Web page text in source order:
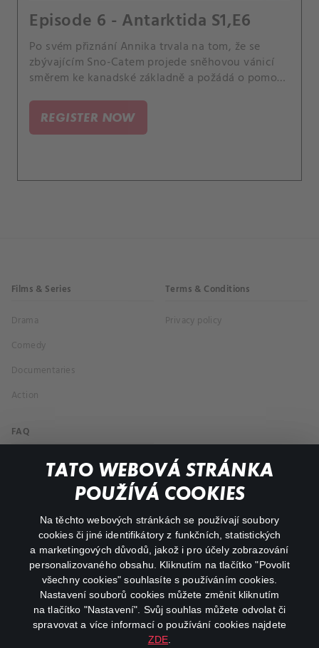
TATO WEBOVÁ STRÁNKA
POUŽÍVÁ COOKIES
Na těchto webových stránkách se používají soubory
cookies či jiné identifikátory z funkčních, statistických
a marketingových důvodů, jakož i pro účely zobrazování
personalizovaného obsahu. Kliknutím na tlačítko "Povolit
všechny cookies" souhlasíte s používáním cookies.
Nastavení souborů cookies můžete změnit kliknutím
na tlačítko "Nastavení". Svůj souhlas můžete odvolat či
spravovat a více informací o používání cookies najdete
ZDE
Episode 6 - Antarktida S1,E6
Po svém přiznání Annika trvala na tom, že se
zbývajícím Sno-Catem projede sněhovou vánicí
směrem ke kanadské základně a požádá o pomoc.
správná věc.
REGISTER NOW
Films & Series
Drama
Comedy
Documentaries
Action
Terms & Conditions
Privacy policy
FAQ
My profile
facebookinstagram
youtube